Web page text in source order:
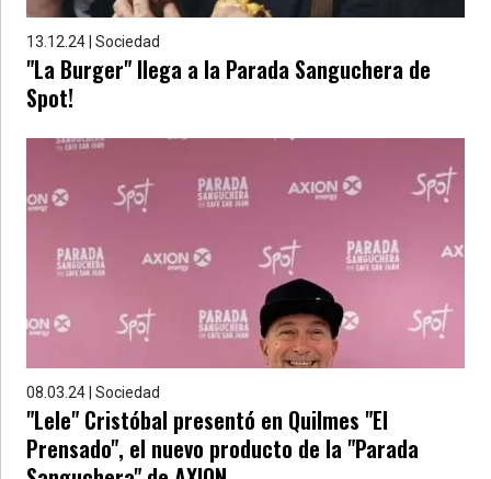
13.12.24 | Sociedad
"La Burger" llega a la Parada Sanguchera de
Spot!
08.03.24 | Sociedad
"Lele" Cristóbal presentó en Quilmes "El
Prensado", el nuevo producto de la "Parada